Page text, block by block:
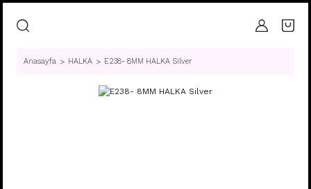
Anasayfa HALKA E238- 8MM HALKA Silver